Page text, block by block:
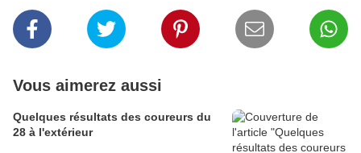
Vous aimerez aussi
Quelques résultats des coureurs du
28 à l'extérieur